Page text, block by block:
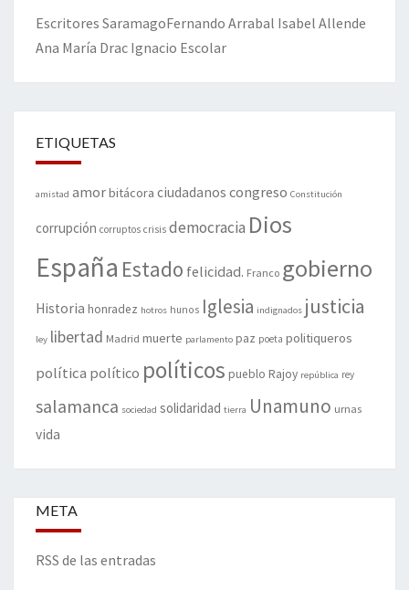
Escritores SaramagoFernando Arrabal Isabel Allende
Ana María Drac Ignacio Escolar
ETIQUETAS
amistad amorbitácora ciudadanos congreso Constitución
corrupción corruptos crisis democracia Dios
España Estado felicidad. Franco gobierno
Historia honradez hotros hunos Iglesia indignados justicia
ley libertad Madrid muerte parlamento paz poeta politiqueros
política político políticos pueblo Rajoy república rey
salamanca sociedad solidaridad tierra Unamuno urnas
vida
META
RSS de las entradas